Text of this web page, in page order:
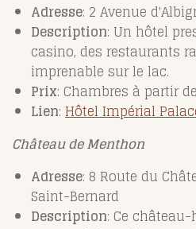
Adresse: 2 Avenue
Description: Un hôtel
casino, des restaurants
imprenable sur le lac.
Prix: Chambres à partir
Lien: HôtelImpérial
Château de Menthon
Adresse: 8 Route du
Saint-Bernard
Description: Ce